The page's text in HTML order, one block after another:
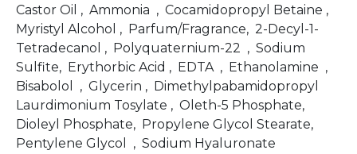
Castor Oil , Ammonia , Cocamidopropyl Betaine ,
Myristyl Alcohol , Parfum/Fragrance, 2-Decyl-1-
Tetradecanol , Polyquaternium-22 , Sodium
Sulfite, Erythorbic Acid , EDTA , Ethanolamine ,
Bisabolol , Glycerin , Dimethylpabamidopropyl
Laurdimonium Tosylate , Oleth-5 Phosphate,
Dioleyl Phosphate, Propylene Glycol Stearate,
Pentylene Glycol , Sodium Hyaluronate